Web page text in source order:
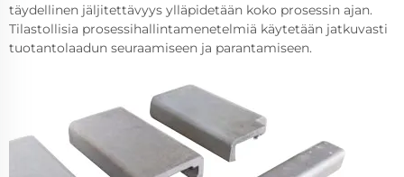
täydellinen jäljitettävyys ylläpidetään koko prosessin ajan.
Tilastollisia prosessihallintamenetelmiä käytetään jatkuvasti
tuotantolaadun seuraamiseen ja parantamiseen.